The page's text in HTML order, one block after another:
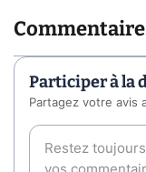
Participer à la
Partagez votre avis